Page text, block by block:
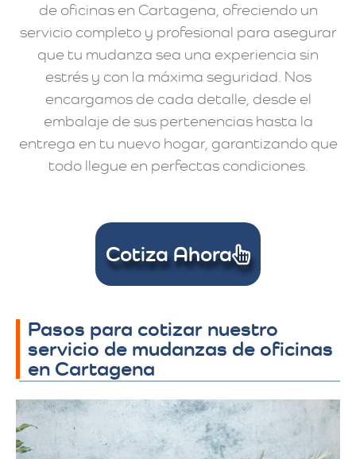
de oficinas en Cartagena, ofreciendo un
servicio completo y profesional para asegurar
que tu mudanza sea una experiencia sin
estrés y con la máxima seguridad. Nos
encargamos de cada detalle, desde el
embalaje de sus pertenencias hasta la
entrega en tu nuevo hogar, garantizando que
todo llegue en perfectas condiciones.
Cotiza Ahora
Pasos para cotizar nuestro
servicio de mudanzas de oficinas
en Cartagena